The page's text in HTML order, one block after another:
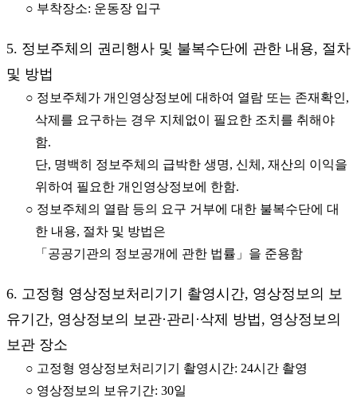
○ 부착장소: 운동장 입구
5. 정보주체의 권리행사 및 불복수단에 관한 내용, 절차
및 방법
○ 정보주체가 개인영상정보에 대하여 열람 또는 존재확인,
삭제를 요구하는 경우 지체없이 필요한 조치를 취해야
함.
단, 명백히 정보주체의 급박한 생명, 신체, 재산의 이익을
위하여 필요한 개인영상정보에 한함.
○ 정보주체의 열람 등의 요구 거부에 대한 불복수단에 대
한 내용, 절차 및 방법은
「공공기관의 정보공개에 관한 법률」을 준용함
6. 고정형 영상정보처리기기 촬영시간, 영상정보의 보
유기간, 영상정보의 보관·관리·삭제 방법, 영상정보의
보관 장소
○ 고정형 영상정보처리기기 촬영시간: 24시간 촬영
○ 영상정보의 보유기간: 30일